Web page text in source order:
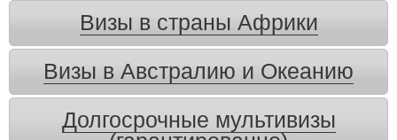
Визы в страны Африки
Визы в Австралию и Океанию
Долгосрочные мультивизы